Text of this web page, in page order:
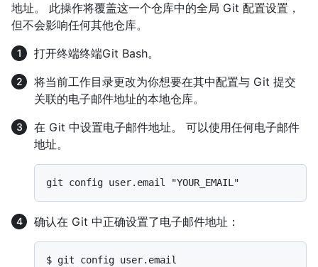
地址。 此操作将覆盖这一个仓库中的全局 Git 配置设置，
但不会影响任何其他仓库。
打开终端终端Git Bash。
将当前工作目录更改为你想要在其中配置与 Git 提交
关联的电子邮件地址的本地仓库。
在 Git 中设置电子邮件地址。 可以使用任何电子邮件
地址。
确认在 Git 中正确设置了电子邮件地址：
$ git config user.email